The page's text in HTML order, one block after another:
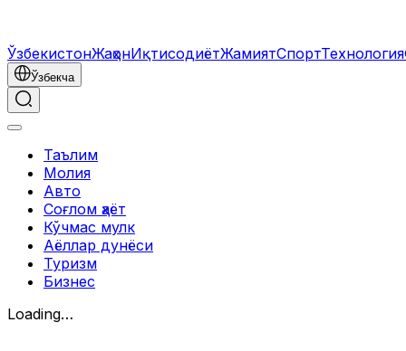
ЎзбекистонЖаҳонИқтисодиётЖамиятСпортТехнология
Ўзбекча
Таълим
Молия
Авто
Соғлом ҳаёт
Кўчмас мулк
Аёллар дунёси
Туризм
Бизнес
Loading…